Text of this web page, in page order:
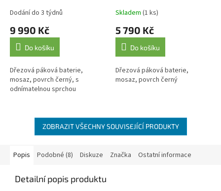
Dodání do 3 týdnů
9 990 Kč
Do košíku
Dřezová páková baterie,
mosaz, povrch černý, s
odnímatelnou sprchou
Skladem (1 ks)
5 790 Kč
Do košíku
Dřezová páková baterie,
mosaz, povrch černý
ZOBRAZIT VŠECHNY SOUVISEJÍCÍ PRODUKTY
Popis Podobné (8) Diskuze Značka Ostatní informace
Detailní popis produktu